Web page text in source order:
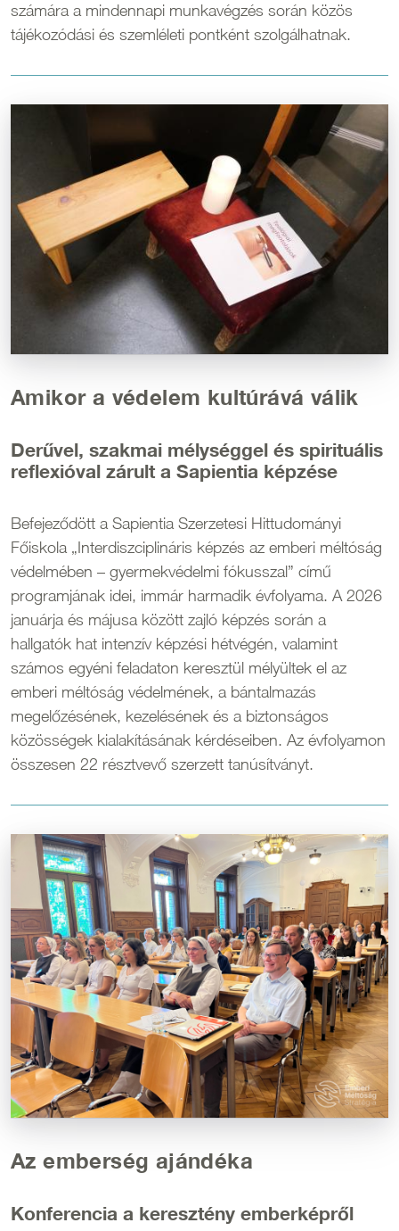
számára a mindennapi munkavégzés során közös
tájékozódási és szemléleti pontként szolgálhatnak.
Amikor a védelem kultúrává válik
Derűvel, szakmai mélységgel és spirituális
reflexióval zárult a Sapientia képzése
Befejeződött a Sapientia Szerzetesi Hittudományi
Főiskola „Interdiszciplináris képzés az emberi méltóság
védelmében – gyermekvédelmi fókusszal” című
programjának idei, immár harmadik évfolyama. A 2026
januárja és májusa között zajló képzés során a
hallgatók hat intenzív képzési hétvégén, valamint
számos egyéni feladaton keresztül mélyültek el az
emberi méltóság védelmének, a bántalmazás
megelőzésének, kezelésének és a biztonságos
közösségek kialakításának kérdéseiben. Az évfolyamon
összesen 22 résztvevő szerzett tanúsítványt.
Kép
Az emberség ajándéka
Konferencia a keresztény emberképről